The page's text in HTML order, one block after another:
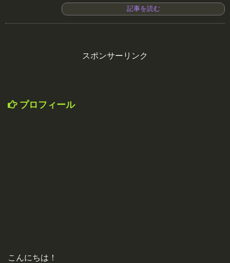
記事を読む
スポンサーリンク
プロフィール
こんにちは！